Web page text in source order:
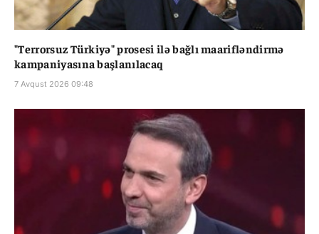
"Terrorsuz Türkiyə" prosesi ilə bağlı maarifləndirmə
kampaniyasına başlanılacaq
7 Avqust 2026 09:48